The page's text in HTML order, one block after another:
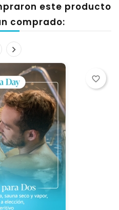
este producto
comprado:
favorite_border